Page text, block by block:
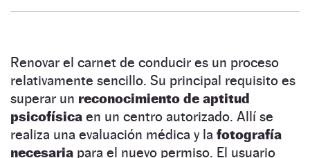
Renovar el carnet de conducir es un proceso
relativamente sencillo. Su principal requisito es
superar un reconocimiento de aptitud
psicofísica en un centro autorizado. Allí se
realiza una evaluación médica y la fotografía
necesaria para el nuevo permiso. El usuario